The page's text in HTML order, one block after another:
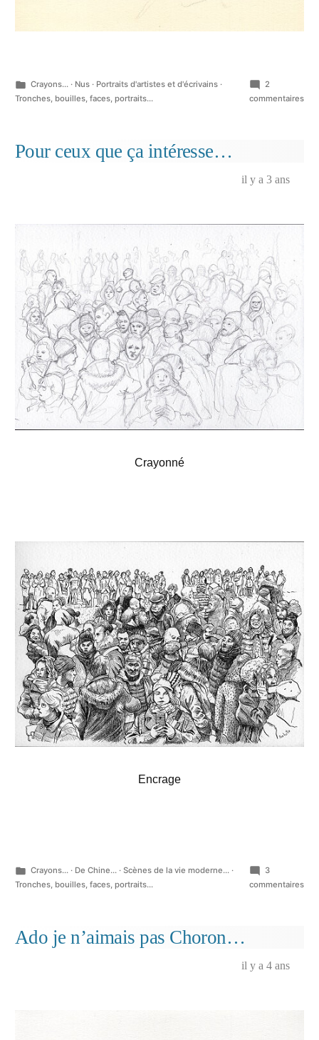
Publié
dans
Crayons...· Nus· Portraits d'artistes et d'écrivains·
Tronches, bouilles, faces, portraits...
2
commentairessur
Pour ceux que ça intéresse…
il y a 3 ans
Crayonné
Encrage
Publié
dans
Crayons...· De Chine...· Scènes de la vie moderne...·
Tronches, bouilles, faces, portraits...
3
commentairessur
Ado je n’aimais pas Choron…
il y a 4 ans